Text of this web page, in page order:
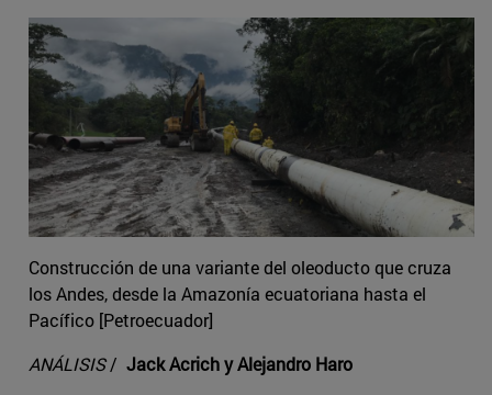
Construcción de una variante del oleoducto que cruza
los Andes, desde la Amazonía ecuatoriana hasta el
Pacífico [Petroecuador]
ANÁLISIS/ Jack Acrich y Alejandro Haro